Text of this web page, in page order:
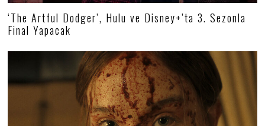
‘The Artful Dodger’, Hulu ve Disney+’ta 3. Sezonla
Final Yapacak